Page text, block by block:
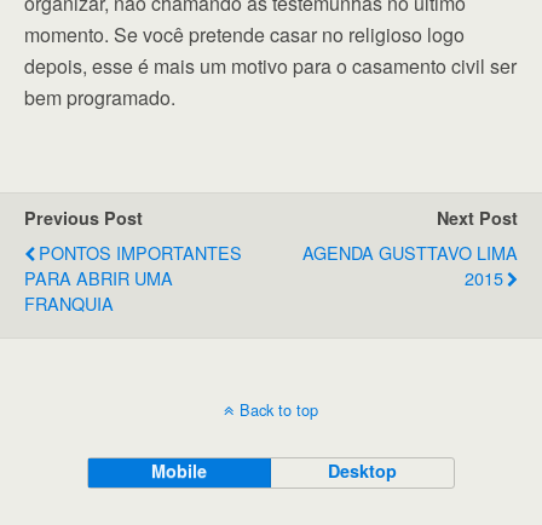
momento. Se você pretende casar no religioso logo
depois, esse é mais um motivo para o casamento civil ser
bem programado.
Previous Post
PONTOS IMPORTANTES
PARA ABRIR UMA
FRANQUIA
Next Post
AGENDA GUSTTAVO LIMA
2015
Back to top
Mobile Desktop